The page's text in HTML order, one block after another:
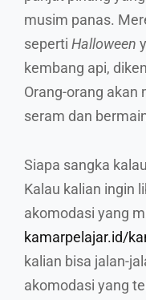
musim panas.
seperti Halloween
kembang api,
Orang-orang akan
seram dan
Siapa sangka
Kalau kalian ingin
akomodasi yang
kamarpelajar.id/
kalian bisa jalan-
akomodasi yang